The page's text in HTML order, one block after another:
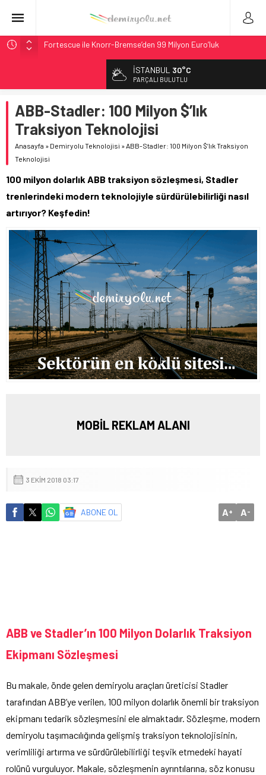
Fortescue ile Knorr-Bremse’den 99 Milyon Euro’luk
Stadler, Austin’e 21 CITYLINK Hafif Raylı Aracı Tedarik
9,9 Milyar Dolarlık Mor Hat’ta Tel Testleri Başladı
Utah’ta 31 Milyon Dolarlık Proje Trafik Çilesini Bitiriyor
CRRC, Salvador Metrosu İçin 83,9 Milyon Euro’luk Anlaşma
İmzaladı
İSTANBUL 30°C
PARÇALI BULUTLU
ABB-Stadler: 100 Milyon $’lık
Traksiyon Teknolojisi
Anasayfa » Demiryolu Teknolojisi »ABB-Stadler: 100 Milyon $’lık Traksiyon
Teknolojisi
100 milyon dolarlık ABB traksiyon sözleşmesi, Stadler
trenlerindeki modern teknolojiyle sürdürülebilirliği nasıl
artırıyor? Keşfedin!
MOBİL REKLAM ALANI
3 EKIM 2018 03:17
ABONE OL A+ A-
ABB ve Stadler’ın 100 Milyon Dolarlık Traksiyon
Ekipmanı Sözleşmesi
Bu makale, önde gelen demiryolu araçları üreticisi Stadler
tarafından ABB’ye verilen, 100 milyon dolarlık önemli bir traksiyon
ekipmanı tedarik sözleşmesini ele almaktadır. Sözleşme, modern
demiryolu taşımacılığında gelişmiş traksiyon teknolojisinin,
verimliliği artırma ve sürdürülebilirliği teşvik etmedeki hayati
rolünü vurguluyor. Makale, sözleşmenin ayrıntılarına, söz konusu